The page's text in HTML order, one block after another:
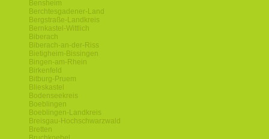
Bensheim
Berchtesgadener-Land
Bergstraße-Landkreis
Bernkastel-Wittlich
Biberach
Biberach-an-der-Riss
Bietigheim-Bissingen
Bingen-am-Rhein
Birkenfeld
Bitburg-Pruem
Blieskastel
Bodenseekreis
Boeblingen
Boeblingen-Landkreis
Breisgau-Hochschwarzwald
Bretten